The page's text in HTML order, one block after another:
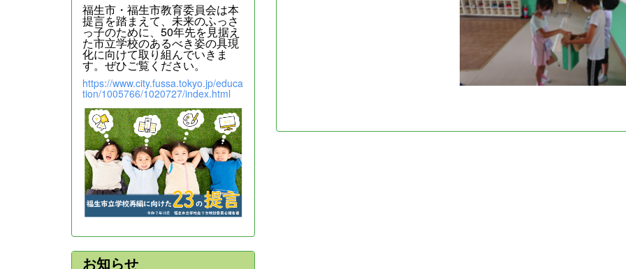
福生市・福生市教育委員会は本
提言を踏まえて、未来のふっさ
っ子のために、50年先を見据え
た市立学校のあるべき姿の具現
化に向けて取り組んでいきま
す。ぜひご覧ください。
https://www.city.fussa.tokyo.jp/educa
tion/1005766/1020727/index.html
お知らせ